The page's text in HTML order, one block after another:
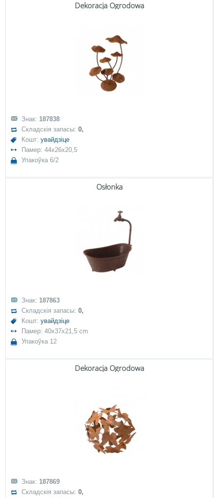
Dekoracja Ogrodowa
Знак: 187838
Складскія запасы:0,
Кошт:увайдзіце
Памер: 44x26x20,5
Упакоўка 6/2
Osłonka
Знак: 187863
Складскія запасы:0,
Кошт:увайдзіце
Памер: 40x37x21,5 cm
Упакоўка 12
Dekoracja Ogrodowa
Знак: 187869
Складскія запасы:0,